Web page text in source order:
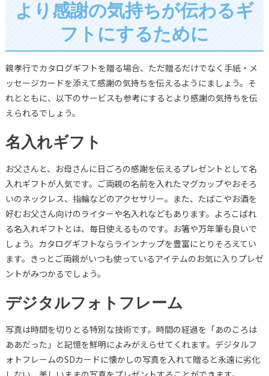
より感謝の気持ちが伝わるギ
フトにするために
親孝行でカタログギフトを贈る場合、ただ贈るだけでなく手紙・メ
ッセージカードを添えて感謝の気持ちを伝えるようにましょう。そ
れとともに、以下のサービスも参考にするとより感謝の気持ちを伝
えられるでしょう。
名入れギフト
お父さんと、お母さんに日ごろの感謝を伝えるプレゼントとして名
入れギフトが人気です。ご両親の名前を入れたマグカップやおそろ
いのネックレス、指輪などのアクセサリー。また、たばこやお酒を
好むお父さん向けのライターや名入れなどもあります。よろこばれ
る名入れギフトとは、毎日使えるものです。お箸や万年筆も良いで
しょう。カタログギフトならラインナップを豊富にとりそろえてい
ます。きっとご両親がいつも使っているアイテムのお気に入りプレゼ
ントがみつかるでしょう。
デジタルフォトフレーム
写真は時間を切りとる特別な技術です。時間の経過を「あのころは
ああだった」と記憶を鮮明によみがえらせてくれます。デジタルフ
ォトフレームのSDカードに懐かしの写真を入れて贈ると永遠に劣化